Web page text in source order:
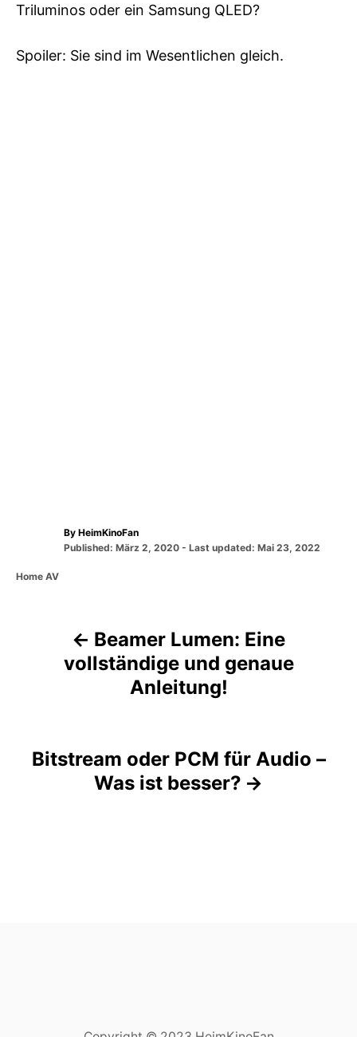
Triluminos oder ein Samsung QLED?
Spoiler: Sie sind im Wesentlichen gleich.
By A
u
HeimKinoFan
P
Published: März 2, 2020 - Last updated: Mai 23, 2022
C
Home AV
Beamer Lumen: Eine
vollständige und genaue
Anleitung!
Bitstream oder PCM für Audio –
Was ist besser?